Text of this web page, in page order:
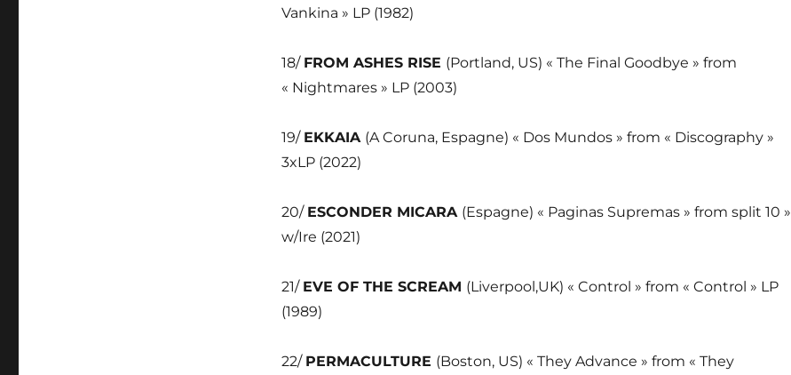
Vankina » LP (1982)
18/ FROM ASHES RISE (Portland, US) « The Final Goodbye » from
« Nightmares » LP (2003)
19/ EKKAIA (A Coruna, Espagne) « Dos Mundos » from « Discography »
3xLP (2022)
20/ ESCONDER MICARA (Espagne) « Paginas Supremas » from split 10 »
w/Ire (2021)
21/ EVE OF THE SCREAM (Liverpool,UK) « Control » from « Control » LP
(1989)
22/ PERMACULTURE (Boston, US) « They Advance » from « They